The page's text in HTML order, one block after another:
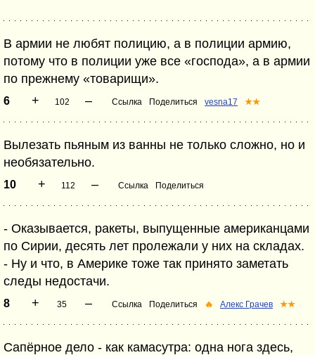
В армии не любят полицию, а в полиции армию,
потому что в полиции уже все «господа», а в армии
по прежнему «товарищи».
6 + 102 – Ссылка Поделиться vesna17 ★★
Вылезать пьяным из ванны не только сложно, но и
необязательно.
10 + 112 – Ссылка Поделиться
- Оказывается, ракеты, выпущенные американцами
по Сирии, десять лет пролежали у них на складах.
- Ну и что, в Америке тоже так принято заметать
следы недостачи.
8 + 35 – Ссылка Поделиться 🔥 Алекс Грачев ★★
Сапёрное дело - как камасутра: одна нога здесь,